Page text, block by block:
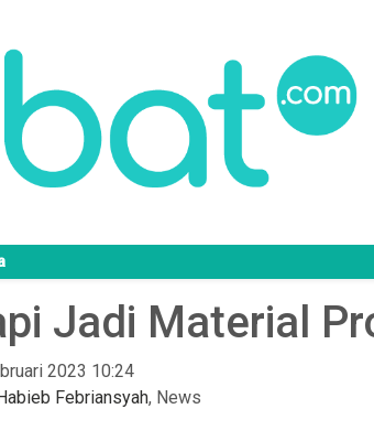
Jadi Material
2023 10:24
Febriansyah, News